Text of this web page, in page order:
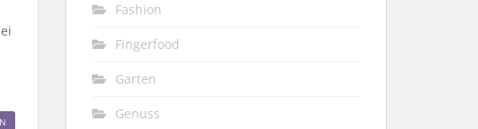
Fashion
Fingerfood
Garten
Genuss